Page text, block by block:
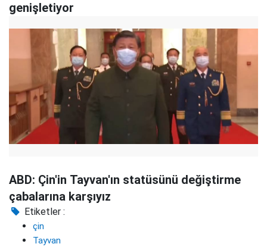
genişletiyor
ABD: Çin'in Tayvan'ın statüsünü değiştirme
çabalarına karşıyız
Etiketler :
çin
Tayvan